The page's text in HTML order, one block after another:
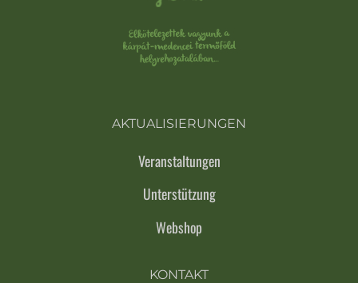
AKTUALISIERUNGEN
Veranstaltungen
Unterstützung
Webshop
KONTAKT